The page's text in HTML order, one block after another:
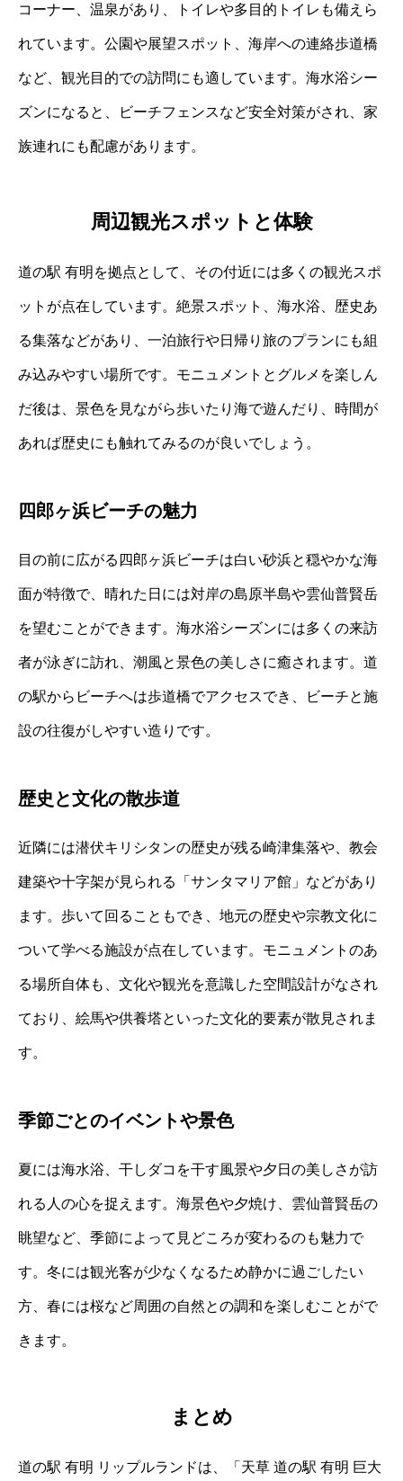
コーナー、温泉があり、トイレや多目的トイレも備えら
れています。公園や展望スポット、海岸への連絡歩道橋
など、観光目的での訪問にも適しています。海水浴シー
ズンになると、ビーチフェンスなど安全対策がされ、家
族連れにも配慮があります。
周辺観光スポットと体験
道の駅 有明を拠点として、その付近には多くの観光スポ
ットが点在しています。絶景スポット、海水浴、歴史あ
る集落などがあり、一泊旅行や日帰り旅のプランにも組
み込みやすい場所です。モニュメントとグルメを楽しん
だ後は、景色を見ながら歩いたり海で遊んだり、時間が
あれば歴史にも触れてみるのが良いでしょう。
四郎ヶ浜ビーチの魅力
目の前に広がる四郎ヶ浜ビーチは白い砂浜と穏やかな海
面が特徴で、晴れた日には対岸の島原半島や雲仙普賢岳
を望むことができます。海水浴シーズンには多くの来訪
者が泳ぎに訪れ、潮風と景色の美しさに癒されます。道
の駅からビーチへは歩道橋でアクセスでき、ビーチと施
設の往復がしやすい造りです。
歴史と文化の散歩道
近隣には潜伏キリシタンの歴史が残る崎津集落や、教会
建築や十字架が見られる「サンタマリア館」などがあり
ます。歩いて回ることもでき、地元の歴史や宗教文化に
ついて学べる施設が点在しています。モニュメントのあ
る場所自体も、文化や観光を意識した空間設計がなされ
ており、絵馬や供養塔といった文化的要素が散見されま
す。
季節ごとのイベントや景色
夏には海水浴、干しダコを干す風景や夕日の美しさが訪
れる人の心を捉えます。海景色や夕焼け、雲仙普賢岳の
眺望など、季節によって見どころが変わるのも魅力で
す。冬には観光客が少なくなるため静かに過ごしたい
方、春には桜など周囲の自然との調和を楽しむことがで
きます。
まとめ
道の駅 有明 リップルランドは、「天草 道の駅 有明 巨大